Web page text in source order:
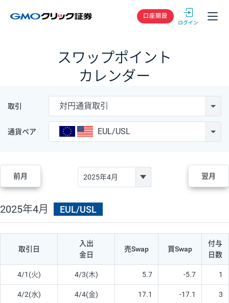
GMOクリック
口座開設
スワップポイント
カレンダー
取引 対円通貨取引
通貨ペア EUL/USL
前月 翌月
2025年4月 EUL/USL
取引日
入出
金日
売Swap 買Swap
付与
日数
4/1(火) 4/3(木) 5.7 -5.7 1
4/2(水) 4/4(金) 17.1 -17.1 3